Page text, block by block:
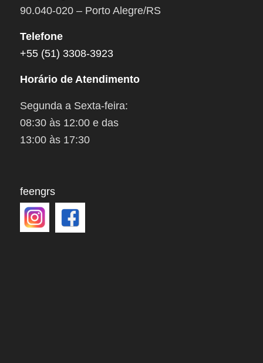
90.040-020 – Porto Alegre/RS
Telefone
+55 (51) 3308-3923
Horário de Atendimento
Segunda a Sexta-feira:
08:30 às 12:00 e das
13:00 às 17:30
feengrs